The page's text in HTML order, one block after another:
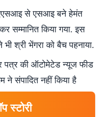
एएसआइ से एसआइ बने हेमंत
सम्मानित किया गया. इस
श्री भेंगरा को बैच पहनाया.
पत्र की ऑटोमेटेड न्यूज फीड
ने संपादित नहीं किया है
स्टोरी